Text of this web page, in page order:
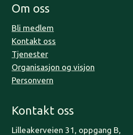
Om oss
Bli medlem
Kontakt oss
Tjenester
Organisasjon og visjon
Personvern
Kontakt oss
Lilleakerveien 31, oppgang B,